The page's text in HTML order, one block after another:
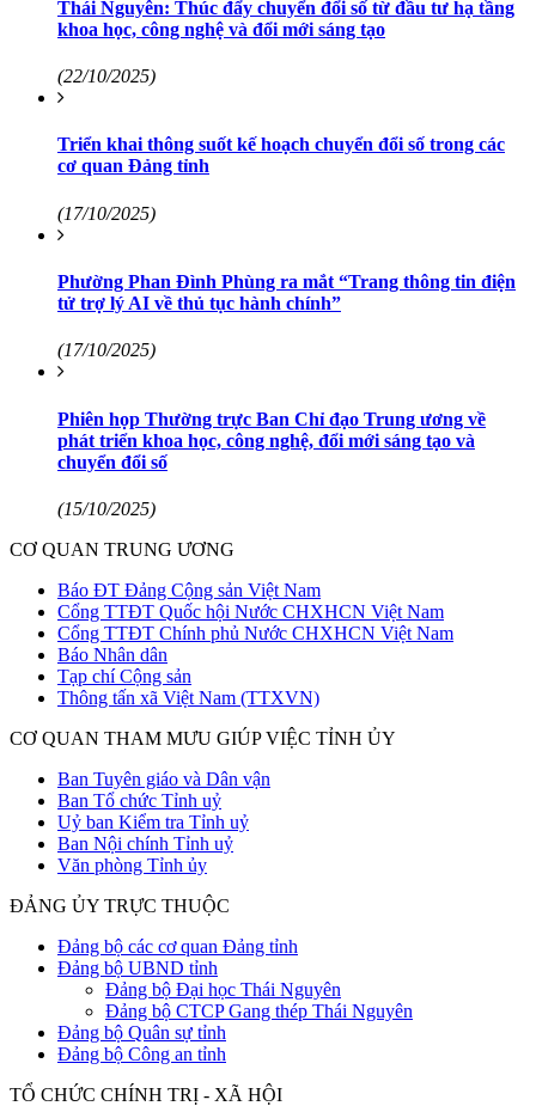
Thái Nguyên: Thúc đẩy chuyển đổi số từ đầu tư hạ tầng
khoa học, công nghệ và đổi mới sáng tạo
(22/10/2025)
Triển khai thông suốt kế hoạch chuyển đổi số trong các
cơ quan Đảng tỉnh
(17/10/2025)
Phường Phan Đình Phùng ra mắt “Trang thông tin điện
tử trợ lý AI về thủ tục hành chính”
(17/10/2025)
Phiên họp Thường trực Ban Chỉ đạo Trung ương về
phát triển khoa học, công nghệ, đổi mới sáng tạo và
chuyển đổi số
(15/10/2025)
CƠ QUAN TRUNG ƯƠNG
Báo ĐT Đảng Cộng sản Việt Nam
Cổng TTĐT Quốc hội Nước CHXHCN Việt Nam
Cổng TTĐT Chính phủ Nước CHXHCN Việt Nam
Báo Nhân dân
Tạp chí Cộng sản
Thông tấn xã Việt Nam (TTXVN)
CƠ QUAN THAM MƯU GIÚP VIỆC TỈNH ỦY
Ban Tuyên giáo và Dân vận
Ban Tổ chức Tỉnh uỷ
Uỷ ban Kiểm tra Tỉnh uỷ
Ban Nội chính Tỉnh uỷ
Văn phòng Tỉnh ủy
ĐẢNG ỦY TRỰC THUỘC
Đảng bộ các cơ quan Đảng tỉnh
Đảng bộ UBND tỉnh
Đảng bộ Đại học Thái Nguyên
Đảng bộ CTCP Gang thép Thái Nguyên
Đảng bộ Quân sự tỉnh
Đảng bộ Công an tỉnh
TỔ CHỨC CHÍNH TRỊ - XÃ HỘI